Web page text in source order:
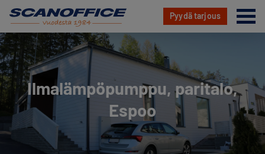
Hyppää
sisältöön
Pyydä tarjous
Il­ma­läm­pö­pump­pu, paritalo,
Espoo